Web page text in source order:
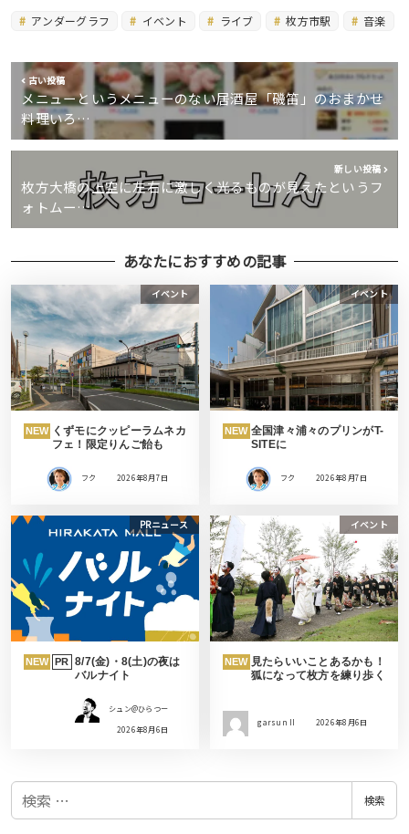
アンダーグラフ イベント ライブ 枚方市駅 音楽
古い投稿
メニューというメニューのない居酒屋「磯笛」のおまかせ
料理いろ…
新しい投稿
枚方大橋の上空に左右に激しく光るものが見えたというフ
ォトムー…
あなたにおすすめの記事
イベント
NEW くずモにクッピーラムネカ
フェ！限定りんご飴も
フク 2026年8月7日
イベント
NEW 全国津々浦々のプリンがT-
SITEに
フク 2026年8月7日
PRニュース
NEW PR 8/7(金)・8(土)の夜は
バルナイト
シュン@ひらつー
2026年8月6日
イベント
NEW 見たらいいことあるかも！
狐になって枚方を練り歩く
garsun II 2026年8月6日
検
検索